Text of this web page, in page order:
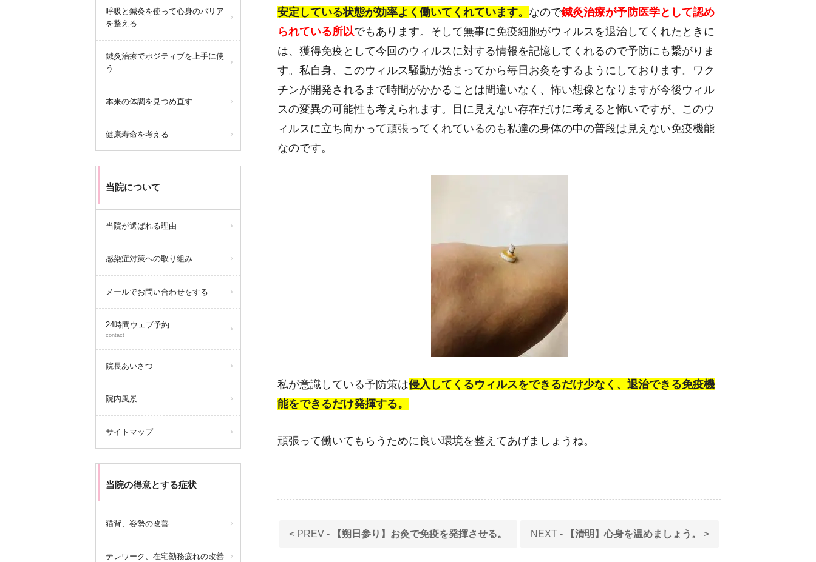
安定している状態が効率よく働いてくれています。 なので鍼灸治療が予防医学として認め
られている所以でもあります。そして無事に免疫細胞がウィルスを退治してくれたときに
は、獲得免疫として今回のウィルスに対する情報を記憶してくれるので予防にも繋がりま
す。私自身、このウィルス騒動が始まってから毎日お灸をするようにしております。ワク
チンが開発されるまで時間がかかることは間違いなく、怖い想像となりますが今後ウィル
スの変異の可能性も考えられます。目に見えない存在だけに考えると怖いですが、このウ
ィルスに立ち向かって頑張ってくれているのも私達の身体の中の普段は見えない免疫機能
なのです。
私が意識している予防策は侵入してくるウィルスをできるだけ少なく、退治できる免疫機
能をできるだけ発揮する。
頑張って働いてもらうために良い環境を整えてあげましょうね。
< PREV - 【朔日参り】お灸で免疫を発揮させる。 NEXT - 【清明】心身を温めましょう。 >
呼吸と鍼灸を使って心身のバリア
を整える
鍼灸治療でポジティブを上手に使
う
本来の体調を見つめ直す
健康寿命を考える
当院について
当院が選ばれる理由
感染症対策への取り組み
メールでお問い合わせをする
24時間ウェブ予約
contact
院長あいさつ
院内風景
サイトマップ
当院の得意とする症状
猫背、姿勢の改善
テレワーク、在宅勤務疲れの改善